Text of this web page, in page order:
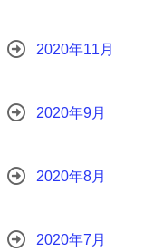
2020年11月
2020年9月
2020年8月
2020年7月